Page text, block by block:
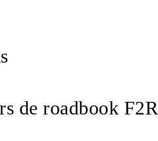
de roadbook F2R